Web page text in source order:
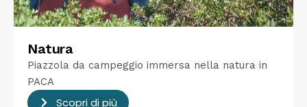
Natura
Piazzola da campeggio immersa nella natura in
PACA
Scopri di più